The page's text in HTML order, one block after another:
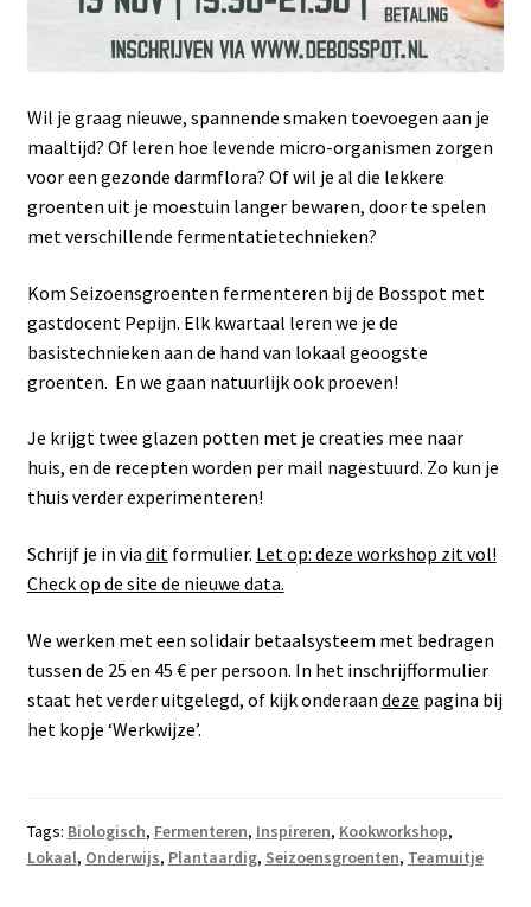
Wil je graag nieuwe, spannende smaken toevoegen aan je
maaltijd? Of leren hoe levende micro-organismen zorgen
voor een gezonde darmflora? Of wil je al die lekkere
groenten uit je moestuin langer bewaren, door te spelen
met verschillende fermentatietechnieken?
Kom Seizoensgroenten fermenteren bij de Bosspot met
gastdocent Pepijn. Elk kwartaal leren we je de
basistechnieken aan de hand van lokaal geoogste
groenten. En we gaan natuurlijk ook proeven!
Je krijgt twee glazen potten met je creaties mee naar
huis, en de recepten worden per mail nagestuurd. Zo kun je
thuis verder experimenteren!
Schrijf je in via ditformulier. Let op: deze workshop zit vol!
Check op de site de nieuwe data.
We werken met een solidair betaalsysteem met bedragen
tussen de 25 en 45 € per persoon. In het inschrijfformulier
staat het verder uitgelegd, of kijk onderaan deze pagina bij
het kopje ‘Werkwijze’.
Tags: Biologisch, Fermenteren, Inspireren, Kookworkshop,
Lokaal, Onderwijs, Plantaardig, Seizoensgroenten, Teamuitje